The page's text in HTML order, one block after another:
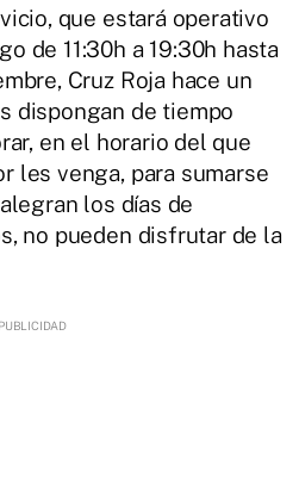
que estará operativo
de 11:30h a 19:30h hasta
Cruz Roja hace un
dispongan de tiempo
en el horario del que
les venga, para sumarse
los días de
no pueden disfrutar de la